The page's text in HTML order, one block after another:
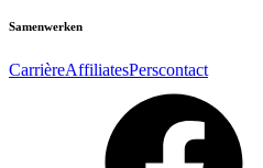
Samenwerken
CarrièreAffiliatesPerscontact